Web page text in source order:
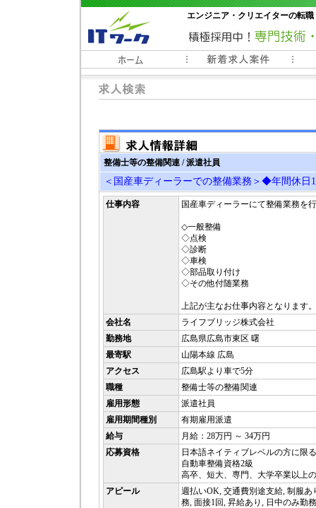
エンジニア・クリエイターの転
常時3000件以上の求人情報掲載中
整備士等の整備関連 / 派遣社員
＜国産車ディーラーでの整備業務＞◆年間休
仕事内容 国産車ディーラーにて整備業務を
◇一般整備
◇点検
◇診断
◇車検
◇部品取り付け
◇その他付随業務
上記が主なお仕事内容となります。
会社名
ライフブリッジ株式会社
勤務地
広島県広島市東区 曙
最寄駅
山陽本線 広島
アクセス
広島駅より車で5分
職種
整備士等の整備関連
雇用形態
派遣社員
雇用期間種別
有期雇用派遣
給与
月給：28万円 ～ 34万円
応募資格
日本語ネイティブレベルの方に限る
自動車整備資格2級
高卒、短大、専門、大学卒業以上
アピール
週払いOK, 交通費別途支給, 制服あ
務, 面接1回, 昇給あり, 日中のみ勤